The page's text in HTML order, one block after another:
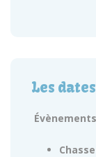
Les